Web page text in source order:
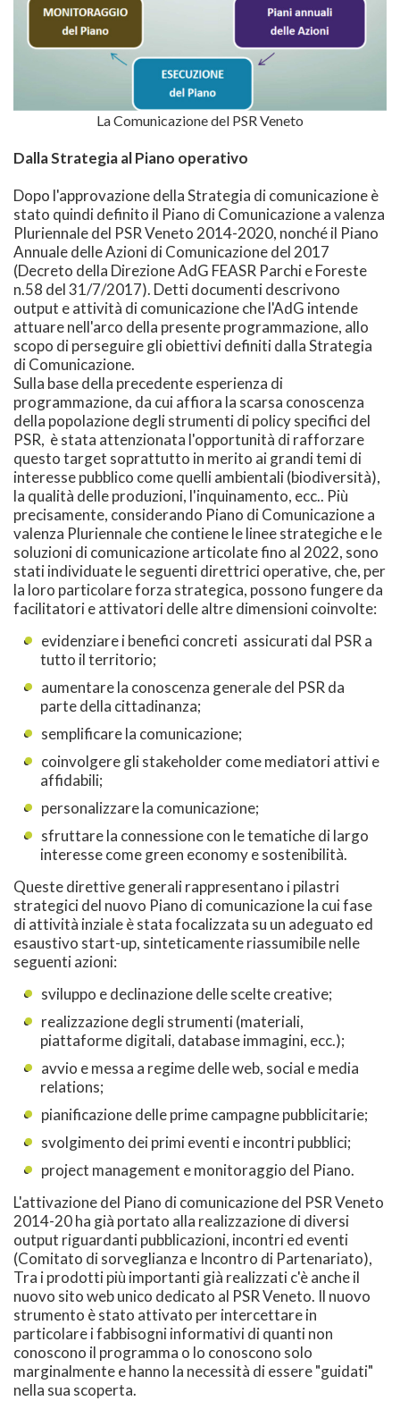
La Comunicazione del PSR Veneto
Dalla Strategia al Piano operativo
Dopo l'approvazione della Strategia di comunicazione è
stato quindi definito il Piano di Comunicazione a valenza
Pluriennale del PSR Veneto 2014-2020, nonché il Piano
Annuale delle Azioni di Comunicazione del 2017
(Decreto della Direzione AdG FEASR Parchi e Foreste
n.58 del 31/7/2017). Detti documenti descrivono
output e attività di comunicazione che l'AdG intende
attuare nell'arco della presente programmazione, allo
scopo di perseguire gli obiettivi definiti dalla Strategia
di Comunicazione.
Sulla base della precedente esperienza di
programmazione, da cui affiora la scarsa conoscenza
della popolazione degli strumenti di policy specifici del
PSR, è stata attenzionata l'opportunità di rafforzare
questo target soprattutto in merito ai grandi temi di
interesse pubblico come quelli ambientali (biodiversità),
la qualità delle produzioni, l'inquinamento, ecc.. Più
precisamente, considerando Piano di Comunicazione a
valenza Pluriennale che contiene le linee strategiche e le
soluzioni di comunicazione articolate fino al 2022, sono
stati individuate le seguenti direttrici operative, che, per
la loro particolare forza strategica, possono fungere da
facilitatori e attivatori delle altre dimensioni coinvolte:
evidenziare i benefici concreti assicurati dal PSR a
tutto il territorio;
aumentare la conoscenza generale del PSR da
parte della cittadinanza;
semplificare la comunicazione;
coinvolgere gli stakeholder come mediatori attivi e
affidabili;
personalizzare la comunicazione;
sfruttare la connessione con le tematiche di largo
interesse come green economy e sostenibilità.
Queste direttive generali rappresentano i pilastri
strategici del nuovo Piano di comunicazione la cui fase
di attività inziale è stata focalizzata su un adeguato ed
esaustivo start-up, sinteticamente riassumibile nelle
seguenti azioni:
sviluppo e declinazione delle scelte creative;
realizzazione degli strumenti (materiali,
piattaforme digitali, database immagini, ecc.);
avvio e messa a regime delle web, social e media
relations;
pianificazione delle prime campagne pubblicitarie;
svolgimento dei primi eventi e incontri pubblici;
project management e monitoraggio del Piano.
L'attivazione del Piano di comunicazione del PSR Veneto
2014-20 ha già portato alla realizzazione di diversi
output riguardanti pubblicazioni, incontri ed eventi
(Comitato di sorveglianza e Incontro di Partenariato),
Tra i prodotti più importanti già realizzati c'è anche il
nuovo sito web unico dedicato al PSR Veneto. Il nuovo
strumento è stato attivato per intercettare in
particolare i fabbisogni informativi di quanti non
conoscono il programma o lo conoscono solo
marginalmente e hanno la necessità di essere "guidati"
nella sua scoperta.